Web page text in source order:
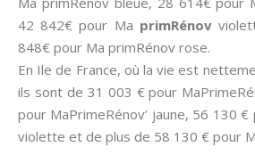
42 842€ pour Ma primRénov
848€ pour Ma primRénov rose.
En Ile de France, où la vie est
ils sont de 31 003 € pour
pour MaPrimeRénov’ jaune, 56 130 €
violette et de plus de 58 130 € pour